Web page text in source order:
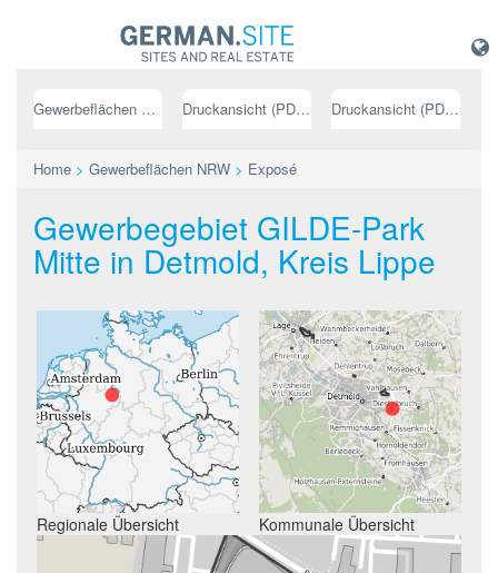
Gewerbeflächen NRW Druckansicht (PDF) // deutsch Druckansicht (PDF) // englisch
Home > Gewerbeflächen NRW > Exposé
Gewerbegebiet GILDE-Park
Mitte in Detmold, Kreis Lippe
Regionale Übersicht Kommunale Übersicht